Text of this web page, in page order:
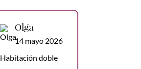
Olga
14 mayo 2026
Habitación doble